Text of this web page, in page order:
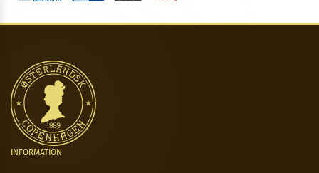
INFORMATION